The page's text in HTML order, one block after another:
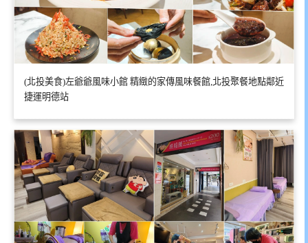
(北投美食)左爺爺風味小館 精緻的家傳風味餐館,北投聚餐地點鄰近
捷運明德站